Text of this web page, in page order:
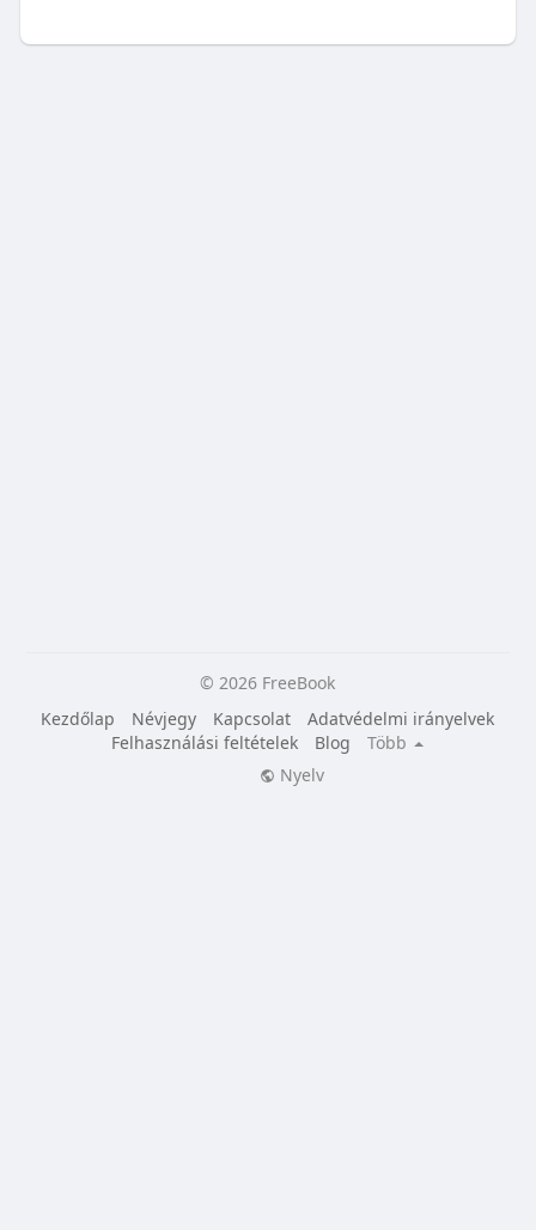
© 2026 FreeBook
Kezdőlap
Névjegy Kapcsolat
Adatvédelmi irányelvek
Felhasználási feltételek
Blog
Több
Nyelv